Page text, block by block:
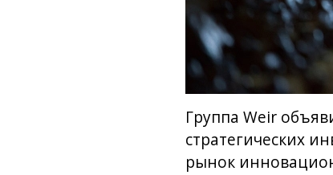
Группа Weir
стратегических
рынок